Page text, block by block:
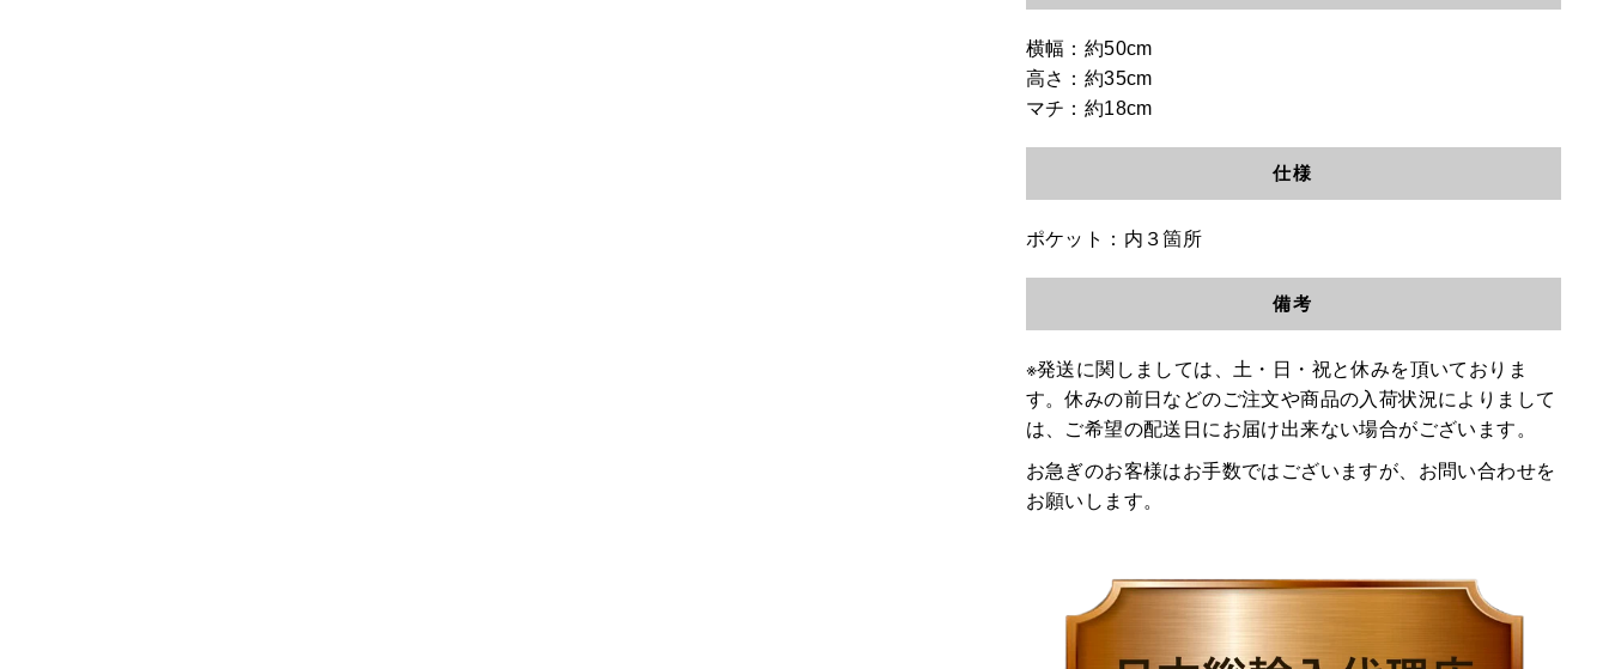
横幅：約50cm
高さ：約35cm
マチ：約18cm
仕様
ポケット：内３箇所
備考
※発送に関しましては、土・日・祝と休みを頂いておりま
す。休みの前日などのご注文や商品の入荷状況によりまして
は、ご希望の配送日にお届け出来ない場合がございます。
お急ぎのお客様はお手数ではございますが、お問い合わせを
お願いします。